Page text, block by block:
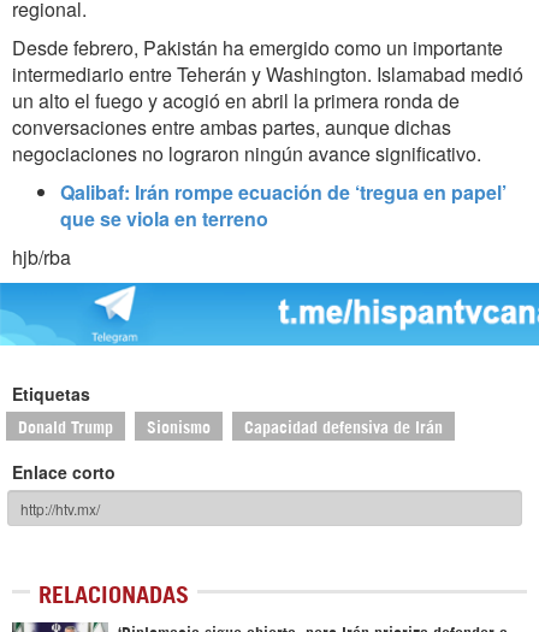
regional.
Desde febrero, Pakistán ha emergido como un importante
intermediario entre Teherán y Washington. Islamabad medió
un alto el fuego y acogió en abril la primera ronda de
conversaciones entre ambas partes, aunque dichas
negociaciones no lograron ningún avance significativo.
Qalibaf: Irán rompe ecuación de ‘tregua en papel’
que se viola en terreno
hjb/rba
Etiquetas
Donald Trump Sionismo Capacidad defensiva de Irán
Enlace corto
RELACIONADAS